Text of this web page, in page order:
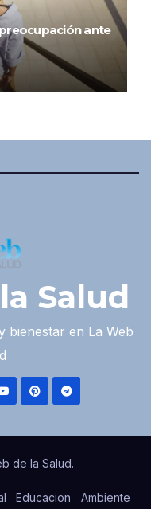
ante
Salud
bienestar en La Web
de la Salud.
Educacion Ambiente